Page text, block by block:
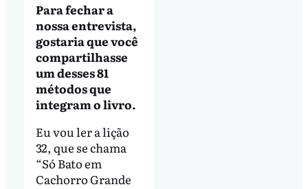
Para fechar a
nossa entrevista,
gostaria que você
compartilhasse
um desses 81
métodosque
integram o livro.
Eu vou ler a lição
32, que se chama
“Só Bato em
Cachorro Grande